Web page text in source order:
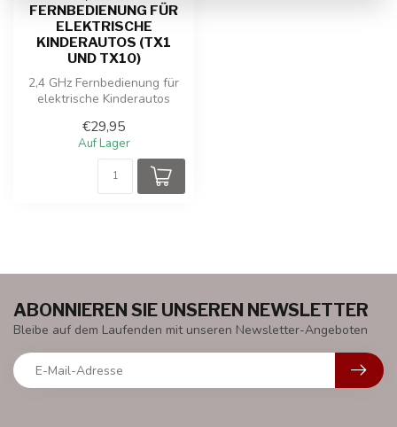
FERNBEDIENUNG FÜR
ELEKTRISCHE
KINDERAUTOS (TX1
UND TX10)
2,4 GHz Fernbedienung für
elektrische Kinderautos
€29,95
Auf Lager
ABONNIEREN SIE UNSEREN NEWSLETTER
Bleibe auf dem Laufenden mit unseren Newsletter-Angeboten